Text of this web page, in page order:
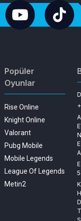
Popüler
Oyunlar
Rise Online
Knight Online
Valorant
Pubg Mobile
Mobile Legends
League Of Legends
Metin2